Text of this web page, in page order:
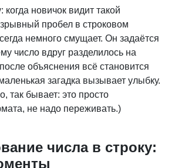
когда новичок видит такой
пробел в строковом
немного смущает. Он задаётся
число вдруг разделилось на
объяснения всё становится
загадка вызывает улыбку.
так бывает: это просто
не надо переживать.)
числа в строку: